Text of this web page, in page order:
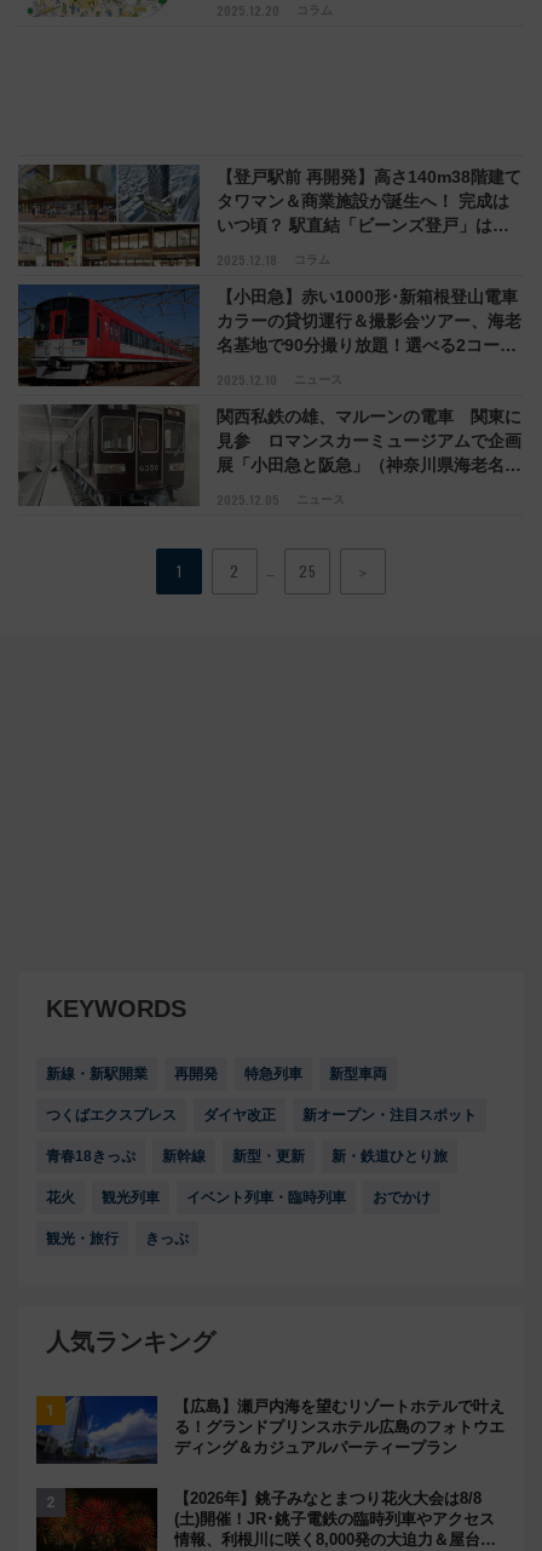
2025.12.20 コラム
2025.12.18 コラム
【登戸駅前 再開発】高さ140m38階建て
タワマン＆商業施設が誕生へ！ 完成は
いつ頃？ 駅直結「ビーンズ登戸」は
2025.12.10 ニュース
【小田急】赤い1000形･新箱根登山電車
カラーの貸切運行＆撮影会ツアー、海老
名基地で90分撮り放題！選べる2コース
2025.12.05 ニュース
関西私鉄の雄、マルーンの電車 関東に
見参 ロマンスカーミュージアムで企画
展「小田急と阪急」（神奈川県海老名
1 2 25 ＞
KEYWORDS
新線・新駅開業 再開発 特急列車 新型車両
つくばエクスプレス ダイヤ改正 新オープン・注目スポット
青春18きっぷ 新幹線 新型・更新 新・鉄道ひとり旅
花火 観光列車 イベント列車・臨時列車 おでかけ
観光・旅行 きっぷ
人気ランキング
【広島】瀬戸内海を望むリゾートホテルで叶え
る！グランドプリンスホテル広島のフォトウエ
ディング＆カジュアルパーティープラン
【2026年】銚子みなとまつり花火大会は8/8
(土)開催！JR･銚子電鉄の臨時列車やアクセス
情報、利根川に咲く8,000発の大迫力＆屋台を